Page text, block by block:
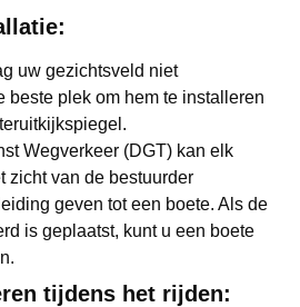
uw gezichtsveld niet
beste plek om hem te installeren
Wegverkeer (DGT) kan elk
zicht van de bestuurder
geven tot een boete. Als de
is geplaatst, kunt u een boete
tijdens het rijden: